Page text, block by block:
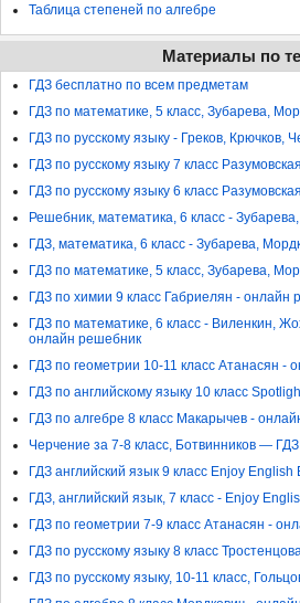
Таблица степеней по алгебре
Материалы по
ГДЗ бесплатно по всем предметам
ГДЗ по математике, 5 класс, Зубарева,
ГДЗ по русскому языку - Греков, Крючков,
ГДЗ по русскому языку 7 класс
ГДЗ по русскому языку 6 класс Разумовская
Решебник, математика, 6 класс -
ГДЗ, математика, 6 класс - Зубарева,
ГДЗ по математике, 5 класс, Зубарева,
ГДЗ по химии 9 класс Габриелян - онлайн
ГДЗ по математике, 6 класс - Виленкин,
онлайн решебник
ГДЗ по геометрии 10-11 класс Атанасян -
ГДЗ по английскому языку 10 класс
ГДЗ по алгебре 8 класс Макарычев -
Черчение за 7-8 класс, Ботвинников —
ГДЗ английский язык 9 класс Enjoy
ГДЗ, английский язык, 7 класс - Enjoy
ГДЗ по геометрии 7-9 класс Атанасян -
ГДЗ по русскому языку 8 класс
ГДЗ по русскому языку, 10-11 класс,